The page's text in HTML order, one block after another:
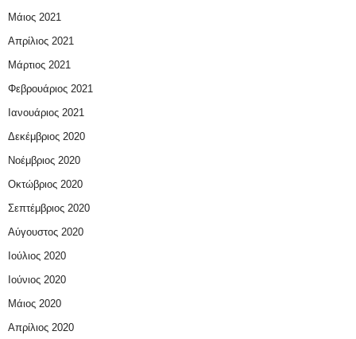
Μάιος 2021
Απρίλιος 2021
Μάρτιος 2021
Φεβρουάριος 2021
Ιανουάριος 2021
Δεκέμβριος 2020
Νοέμβριος 2020
Οκτώβριος 2020
Σεπτέμβριος 2020
Αύγουστος 2020
Ιούλιος 2020
Ιούνιος 2020
Μάιος 2020
Απρίλιος 2020